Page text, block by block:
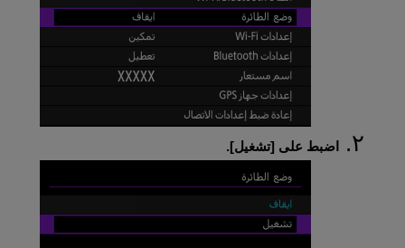
اضبط على [تشغيل].